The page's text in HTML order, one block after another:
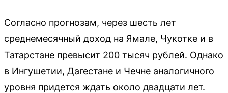
Согласно прогнозам, через шесть лет
среднемесячный доход на Ямале, Чукотке и в
Татарстане превысит 200 тысяч рублей. Однако
в Ингушетии, Дагестане и Чечне аналогичного
уровня придется ждать около двадцати лет.